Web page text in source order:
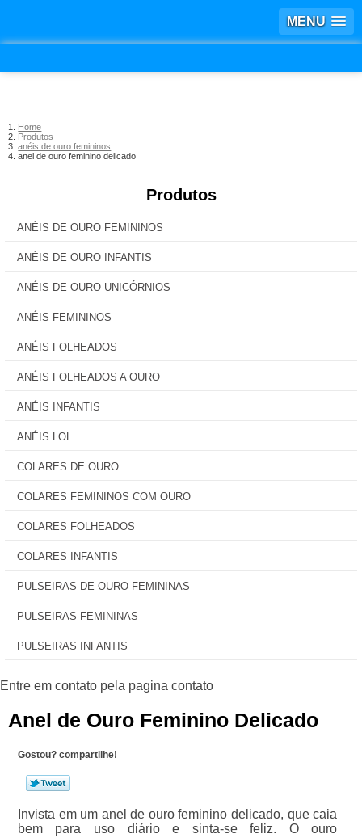
MENU
Home
Produtos
anéis de ouro femininos
anel de ouro feminino delicado
Produtos
ANÉIS DE OURO FEMININOS
ANÉIS DE OURO INFANTIS
ANÉIS DE OURO UNICÓRNIOS
ANÉIS FEMININOS
ANÉIS FOLHEADOS
ANÉIS FOLHEADOS A OURO
ANÉIS INFANTIS
ANÉIS LOL
COLARES DE OURO
COLARES FEMININOS COM OURO
COLARES FOLHEADOS
COLARES INFANTIS
PULSEIRAS DE OURO FEMININAS
PULSEIRAS FEMININAS
PULSEIRAS INFANTIS
Anel de Ouro Feminino Delicado
Gostou? compartilhe!
Invista em um anel de ouro feminino delicado, que caia
bem para uso diário e sinta-se feliz. O ouro